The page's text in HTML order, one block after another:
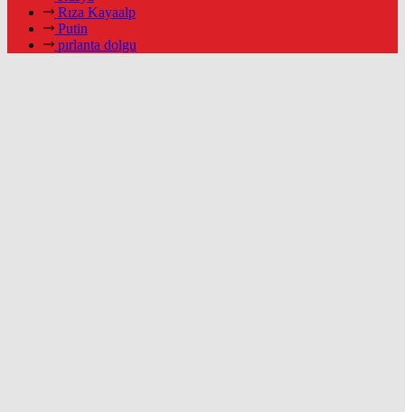
Rıza Kayaalp
Putin
pırlanta dolgu